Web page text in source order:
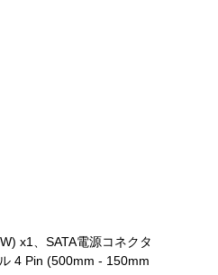
x1、SATA電源コネクタ
4 Pin (500mm - 150mm